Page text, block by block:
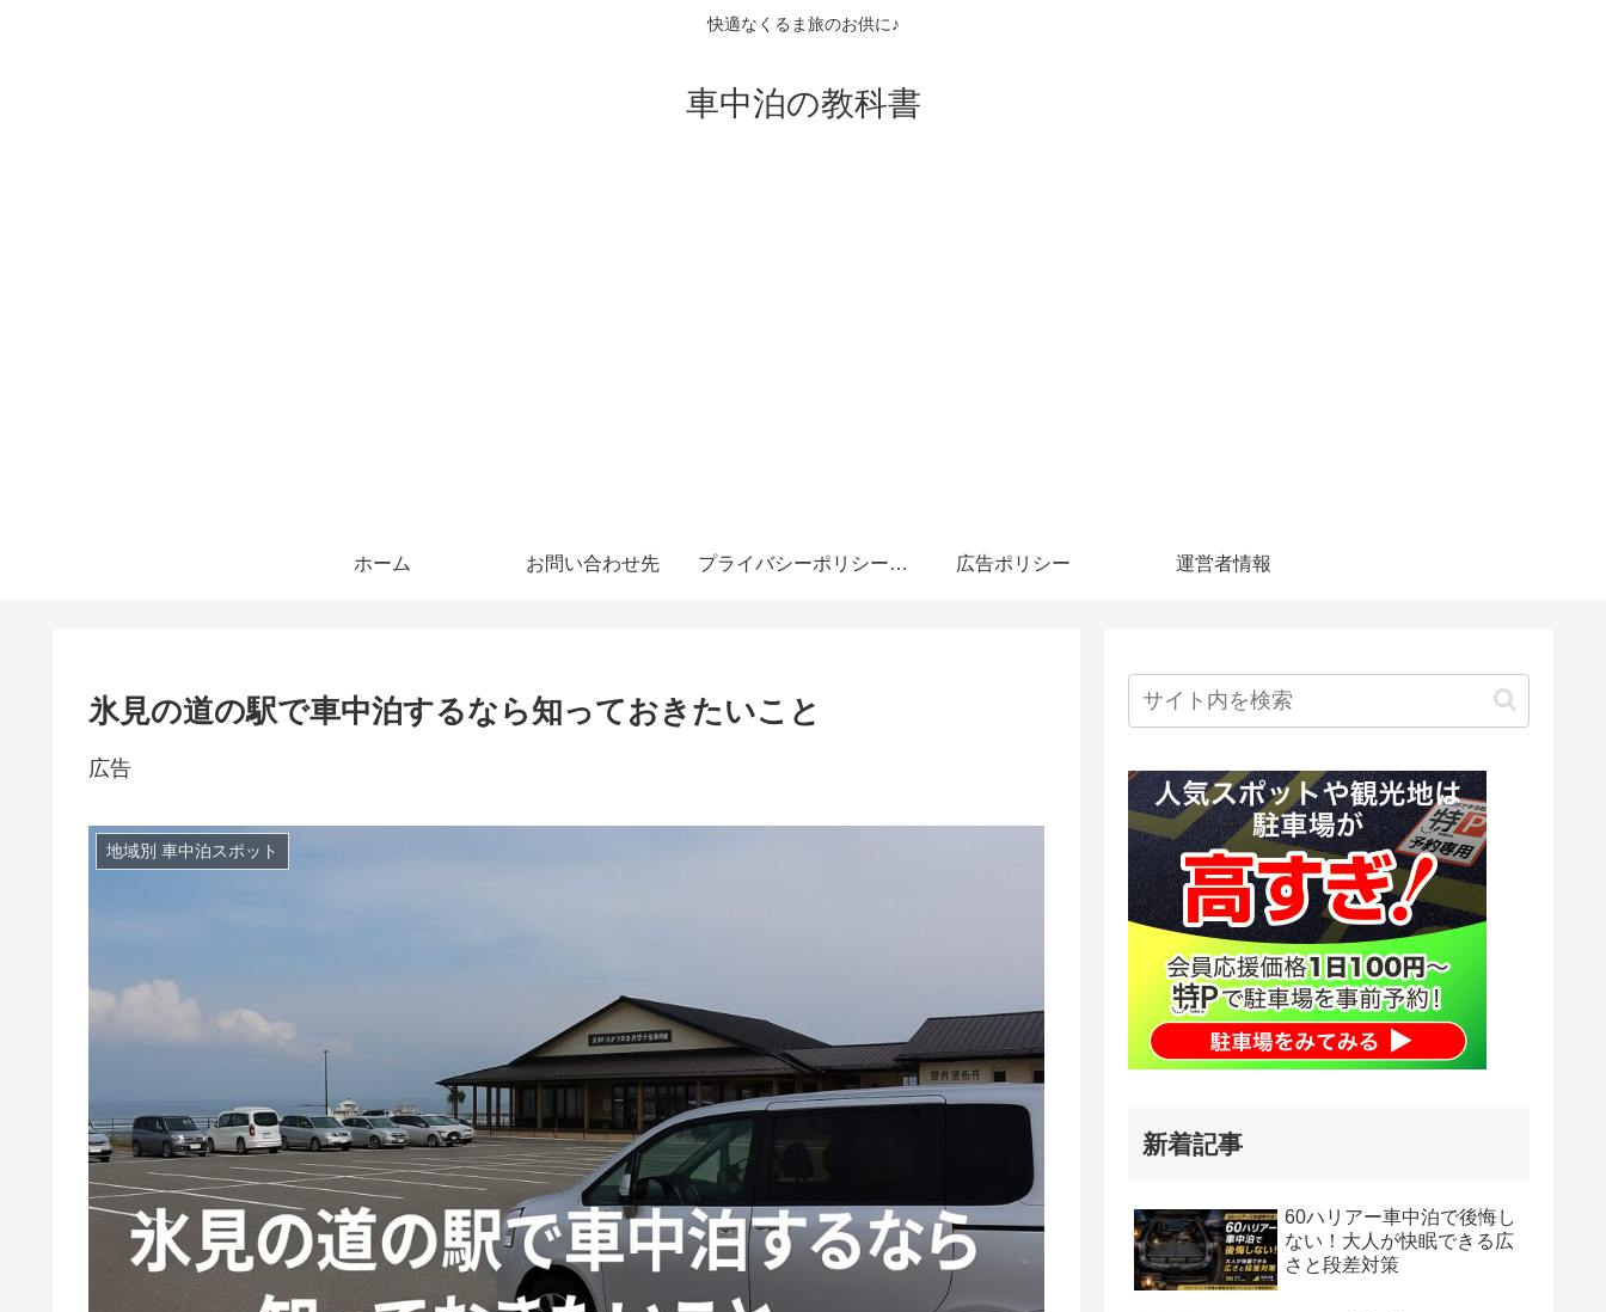
快適なくるま旅のお供に♪
車中泊の教科書
ホーム お問い合わせ先 プライバシーポリシー・免責事項 広告ポリシー 運営者情報
氷見の道の駅で車中泊するなら知っておきたいこと
広告
地域別 車中泊スポット
新着記事
60ハリアー車中泊で後悔し
ない！大人が快眠できる広
さと段差対策